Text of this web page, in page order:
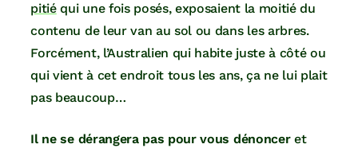
pitiéqui une fois posés, exposaient la moitié du
contenu de leur van au sol ou dans les arbres.
Forcément, l’Australien qui habite juste à côté ou
qui vient à cet endroit tous les ans, ça ne lui plait
pas beaucoup…
Il ne se dérangera pas pour vous dénonceret